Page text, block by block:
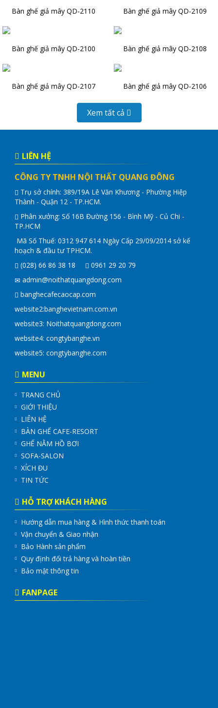
Bàn ghế giả mây QD-2110 Bàn ghế giả mây QD-2109
Bàn ghế giả mây QD-2100 Bàn ghế giả mây QD-2108
Bàn ghế giả mây QD-2107 Bàn ghế giả mây QD-2106
Xem tất cả
LIÊN HỆ
CÔNG TY TNHH NỘI THẤT QUANG ĐÔNG
Trụ sở chính: 389/19A Lê Văn Khương - Phường Hiệp
Thành - Quận 12 - TP.HCM.
Phân xưởng: Số 16B Đường 156 - Bình Mỹ - Củ Chi -
TP.HCM
Mã Số Thuế: 0312 947 614 Ngày Cấp 29/09/2014 sở kế
hoạch & đầu tư TPHCM.
(028) 66 86 38 18
0961 29 20 79
admin@noithatquangdong.com
banghecafecaocap.com
website2:banghevietnam.com.vn
website3: Noithatquangdong.com
website4: congtybanghe.vn
website5: congtybanghe.com
MENU
TRANG CHỦ
GIỚI THIỆU
LIÊN HỆ
BÀN GHẾ CAFE-RESORT
GHẾ NẰM HỒ BƠI
SOFA-SALON
XÍCH ĐU
TIN TỨC
HỖ TRỢ KHÁCH HÀNG
Hướng dẫn mua hàng & Hình thức thanh toán
Vận chuyển & Giao nhận
Bảo Hành sản phẩm
Quy định đổi trả hàng và hoàn tiền
Bảo mật thông tin
FANPAGE